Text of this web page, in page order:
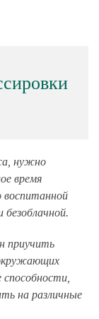
нужно
время
воспитанной
безоблачной.
приучить
на различные